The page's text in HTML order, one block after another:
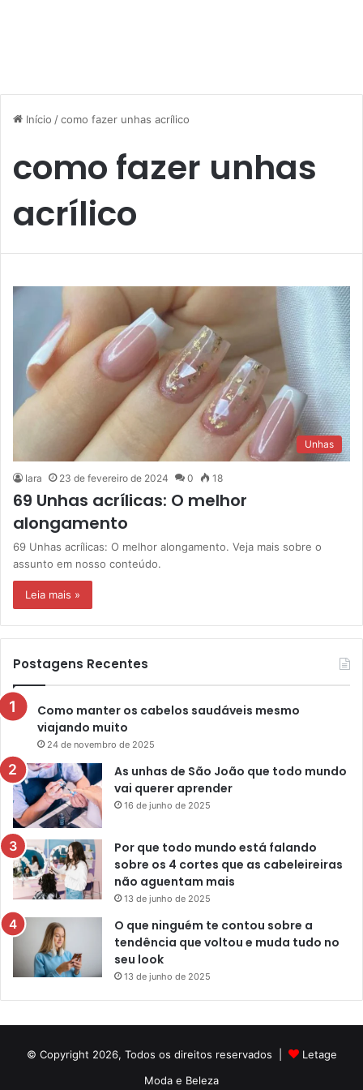
Início /como fazer unhas acrílico
como fazer unhas
acrílico
Unhas
Iara 23 de fevereiro de 2024 0 18
69 Unhas acrílicas: O melhor
alongamento
69 Unhas acrílicas: O melhor alongamento. Veja mais sobre o
assunto em nosso conteúdo.
Leia mais »
Postagens Recentes
Como manter os cabelos saudáveis mesmo
viajando muito
24 de novembro de 2025
As unhas de São João que todo mundo
vai querer aprender
16 de junho de 2025
Por que todo mundo está falando
sobre os 4 cortes que as cabeleireiras
não aguentam mais
13 de junho de 2025
O que ninguém te contou sobre a
tendência que voltou e muda tudo no
seu look
13 de junho de 2025
© Copyright 2026, Todos os direitos reservados |
Letage
Moda e Beleza